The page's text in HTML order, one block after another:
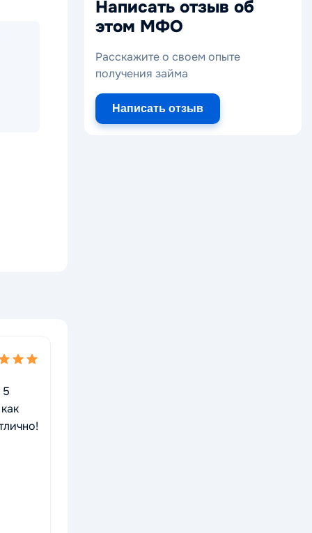
5
Написать отзыв об
этом МФО
Расскажите о своем опыте
получения займа
Написать отзыв